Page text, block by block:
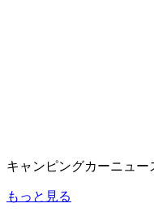
キャンピングカーニュー
もっと見る